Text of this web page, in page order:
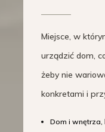
Miejsce, w
urządzić dom,
żeby nie
konkretami i
Dom i wnętrza,